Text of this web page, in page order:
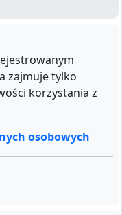
zajmuje tylko
korzystania z
osobowych